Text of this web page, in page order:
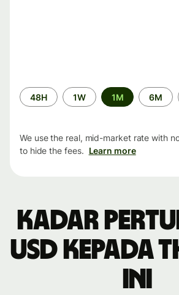
Time
period
48H 1W 1M 6M
We use the real, mid-market rate with
to hide the fees. Learn more
Kadar
USD kepada
ini